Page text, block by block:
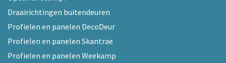
Draairichtingen buitendeuren
Profielen en panelen DecoDeur
Profielen en panelen Skantrae
Profielen en panelen Weekamp